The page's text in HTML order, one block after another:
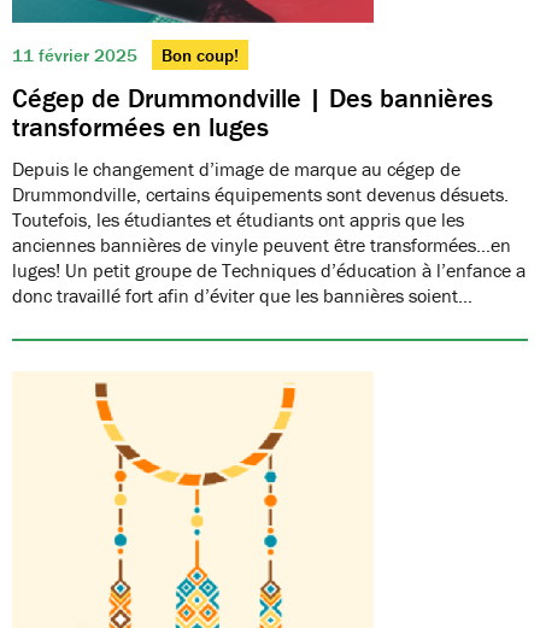
11 février 2025 Bon coup!
Cégep de Drummondville | Des bannières
transformées en luges
Depuis le changement d’image de marque au cégep de
Drummondville, certains équipements sont devenus désuets.
Toutefois, les étudiantes et étudiants ont appris que les
anciennes bannières de vinyle peuvent être transformées…en
luges! Un petit groupe de Techniques d’éducation à l’enfance a
donc travaillé fort afin d’éviter que les bannières soient…